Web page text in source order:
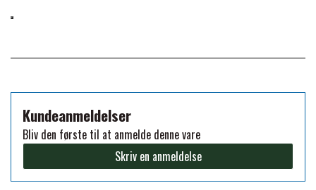
BESKYTTELSE
PREMIER EQUINE KØLETERAPI
LEMIEUX
LIKIT
Kundeanmeldelser
Bliv den første til at anmelde denne vare
Skriv en anmeldelse